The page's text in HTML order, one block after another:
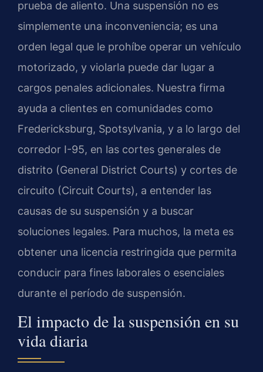
prueba de aliento. Una suspensión no es
simplemente una inconveniencia; es una
orden legal que le prohíbe operar un vehículo
motorizado, y violarla puede dar lugar a
cargos penales adicionales. Nuestra firma
ayuda a clientes en comunidades como
Fredericksburg, Spotsylvania, y a lo largo del
corredor I-95, en las cortes generales de
distrito (General District Courts) y cortes de
circuito (Circuit Courts), a entender las
causas de su suspensión y a buscar
soluciones legales. Para muchos, la meta es
obtener una licencia restringida que permita
conducir para fines laborales o esenciales
durante el período de suspensión.
El impacto de la suspensión en su
vida diaria